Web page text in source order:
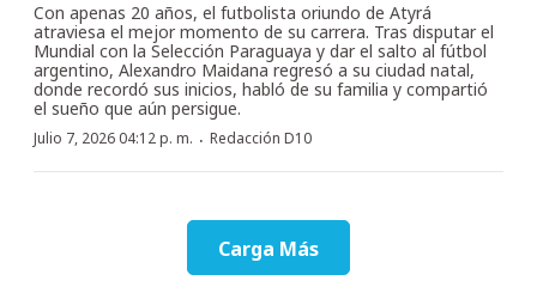
Con apenas 20 años, el futbolista oriundo de Atyrá
atraviesa el mejor momento de su carrera. Tras disputar el
Mundial con la Selección Paraguaya y dar el salto al fútbol
argentino, Alexandro Maidana regresó a su ciudad natal,
donde recordó sus inicios, habló de su familia y compartió
el sueño que aún persigue.
Julio 7, 2026 04:12 p. m. · Redacción D10
Carga Más